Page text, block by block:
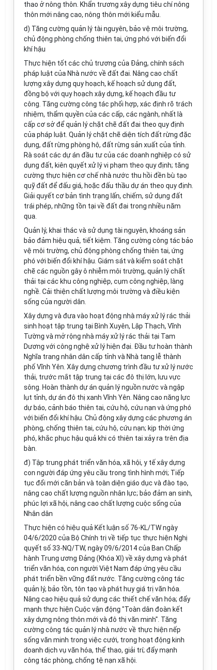
thao ở nông thôn. Khẩn trương xây dựng tiêu chí nông
thôn mới nâng cao, nông thôn mới kiểu mẫu.
d) Tăng cường quản lý tài nguyên, bảo vệ môi trường,
chủ động phòng chống thiên tai, ứng phó với biến đổi
khí hậu
Thực hiện tốt các chủ trương của Đảng, chính sách
pháp luật của Nhà nước về đất đai. Nâng cao chất
lượng xây dựng quy hoạch, kế hoạch sử dụng đất,
đồng bộ với quy hoạch xây dựng, kế hoạch đầu tư
công. Tăng cường công tác phối hợp, xác định rõ trách
nhiệm, thẩm quyền của các cấp, các ngành, nhất là
cấp cơ sở để quản lý chặt chẽ đất đai theo quy định
của pháp luật. Quản lý chặt chẽ diện tích đất rừng đặc
dụng, đất rừng phòng hộ, đất rừng sản xuất của tỉnh.
Rà soát các dự án đầu tư của các doanh nghiệp có sử
dụng đất, kiên quyết xử lý vi phạm theo quy định; tăng
cường thực hiện cơ chế nhà nước thu hồi đền bù tạo
quỹ đất để đấu giá, hoặc đấu thầu dự án theo quy định.
Giải quyết cơ bản tình trạng lấn, chiếm, sử dụng đất
trái phép, những tồn tại về đất đai trong nhiều năm
qua.
Quản lý, khai thác và sử dụng tài nguyên, khoáng sản
bảo đảm hiệu quả, tiết kiệm. Tăng cường công tác bảo
vệ môi trường, chủ động phòng chống thiên tai, ứng
phó với biến đổi khí hậu. Giám sát và kiểm soát chặt
chẽ các nguồn gây ô nhiễm môi trường, quản lý chất
thải tại các khu công nghiệp, cụm công nghiệp, làng
nghề. Cải thiện chất lượng môi trường và điều kiện
sống của người dân.
Xây dựng và đưa vào hoạt động nhà máy xử lý rác thải
sinh hoạt tập trung tại Bình Xuyên, Lập Thạch, Vĩnh
Tường và mở rộng nhà máy xử lý rác thải tại Tam
Dương với công nghệ xử lý hiện đại. Đầu tư hoàn thành
Nghĩa trang nhân dân cấp tỉnh và Nhà tang lễ thành
phố Vĩnh Yên. Xây dựng chương trình đầu tư xử lý nước
thải, trước mắt tập trung tại các đô thị lớn, lưu vực
sông. Hoàn thành dự án quản lý nguồn nước và ngập
lụt tỉnh, dự án đô thị xanh Vĩnh Yên. Nâng cao năng lực
dự báo, cảnh báo thiên tai, cứu hộ, cứu nạn và ứng phó
với biến đổi khí hậu. Chủ động xây dựng các phương án
phòng, chống thiên tai, cứu hộ, cứu nạn; kịp thời ứng
phó, khắc phục hậu quả khi có thiên tai xảy ra trên địa
bàn.
đ) Tập trung phát triển văn hóa, xã hội, y tế xây dựng
con người đáp ứng yêu cầu trong tình hình mới; Tiếp
tục đổi mới căn bản và toàn diện giáo dục và đào tạo,
nâng cao chất lượng nguồn nhân lực; bảo đảm an sinh,
phúc lợi xã hội, nâng cao chất lượng cuộc sống của
Nhân dân
Thực hiện có hiệu quả Kết luận số 76-KL/TW ngày
04/6/2020 của Bộ Chính trị về tiếp tục thực hiện Nghị
quyết số 33-NQ/TW, ngày 09/6/2014 của Ban Chấp
hành Trung ương Đảng (Khóa XI) về xây dựng và phát
triển văn hóa, con người Việt Nam đáp ứng yêu cầu
phát triển bền vững đất nước. Tăng cường công tác
quản lý, bảo tồn, tôn tạo và phát huy giá trị văn hóa.
Nâng cao hiệu quả sử dụng các thiết chế văn hóa; đẩy
mạnh thực hiện Cuộc vận động "Toàn dân đoàn kết
xây dựng nông thôn mới và đô thị văn minh". Tăng
cường công tác quản lý nhà nước về thực hiện nếp
sống văn minh trong việc cưới, trong hoạt động kinh
doanh dịch vụ văn hóa, thể thao, giải trí; đẩy mạnh
công tác phòng, chống tệ nạn xã hội.